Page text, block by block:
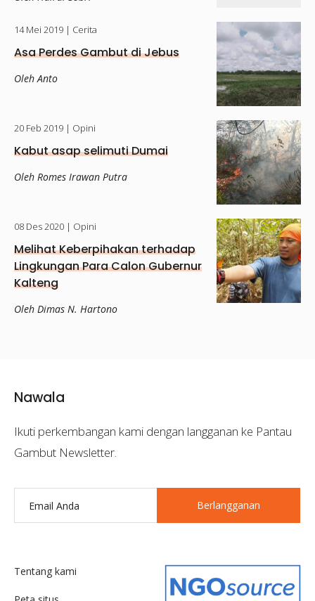
14 Mei 2019 | Cerita
Asa Perdes Gambut di Jebus
Oleh Anto
20 Feb 2019 | Opini
Kabut asap selimuti Dumai
Oleh Romes Irawan Putra
08 Des 2020 | Opini
Melihat Keberpihakan terhadap
Lingkungan Para Calon Gubernur
Kalteng
Oleh Dimas N. Hartono
Nawala
Ikuti perkembangan kami dengan langganan ke Pantau
Gambut Newsletter.
Berlangganan
Tentang kami